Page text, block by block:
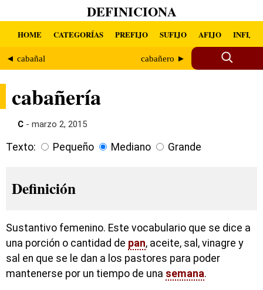
DEFINICIONA
HOME CATEGORÍAS PREFIJO SUFIJO AFIJO INFIJO
◄ cabañal cabañero ►
cabañería
C - marzo 2, 2015
Texto: Pequeño Mediano Grande
Definición
Sustantivo femenino. Este vocabulario que se dice a
una porción o cantidad de pan, aceite, sal, vinagre y
sal en que se le dan a los pastores para poder
mantenerse por un tiempo de una semana.